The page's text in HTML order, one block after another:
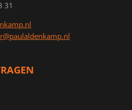
31